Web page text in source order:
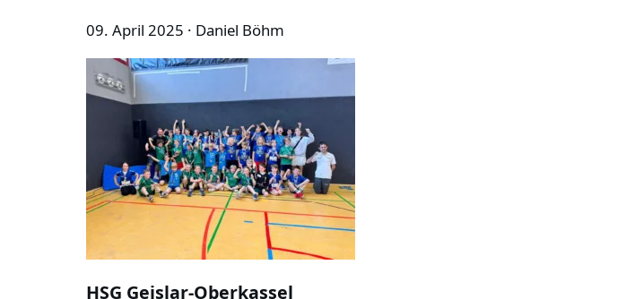
09. April 2025 · Daniel Böhm
HSG Geislar-Oberkassel